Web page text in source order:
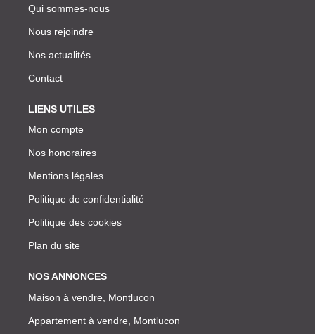
Qui sommes-nous
Nous rejoindre
Nos actualités
Contact
LIENS UTILES
Mon compte
Nos honoraires
Mentions légales
Politique de confidentialité
Politique des cookies
Plan du site
NOS ANNONCES
Maison à vendre, Montlucon
Appartement à vendre, Montlucon